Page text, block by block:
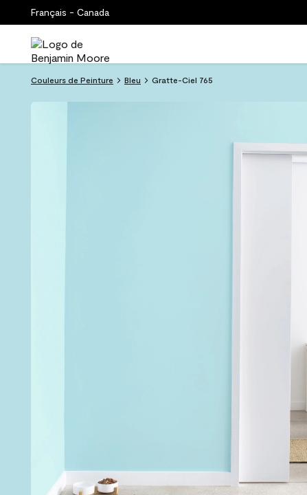
Français - Canada
Couleurs de Peinture Bleu Gratte-Ciel 765